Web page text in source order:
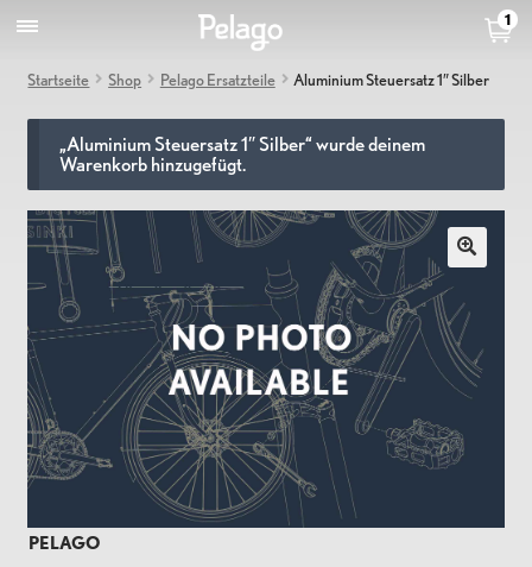
1
Startseite Shop Pelago Ersatzteile Aluminium Steuersatz 1″ Silber
„Aluminium Steuersatz 1″ Silber“ wurde deinem
Warenkorb hinzugefügt.
PELAGO